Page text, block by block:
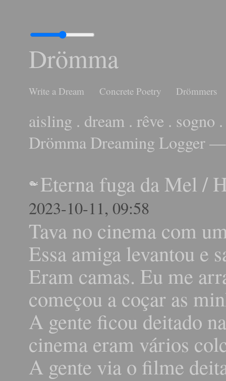
Drömma
Write a Dream Concrete Poetry Drömmers
aisling . dream . rêve . sogno
Drömma Dreaming Logger
Eterna fuga da Mel /
2023-10-11, 09:58
Tava no cinema com
Essa amiga levantou e
Eram camas. Eu me
começou a coçar as
A gente ficou deitado
cinema eram vários
A gente via o filme